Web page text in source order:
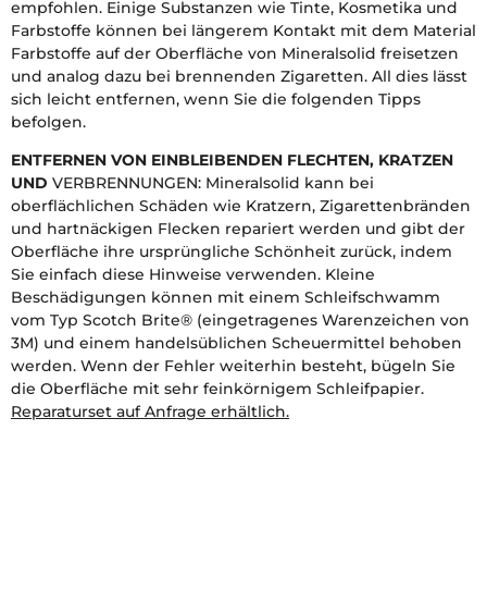
empfohlen. Einige Substanzen wie Tinte, Kosmetika und
Farbstoffe können bei längerem Kontakt mit dem Material
Farbstoffe auf der Oberfläche von Mineralsolid freisetzen
und analog dazu bei brennenden Zigaretten. All dies lässt
sich leicht entfernen, wenn Sie die folgenden Tipps
befolgen.
ENTFERNEN VON EINBLEIBENDEN FLECHTEN, KRATZEN
UND VERBRENNUNGEN: Mineralsolid kann bei
oberflächlichen Schäden wie Kratzern, Zigarettenbränden
und hartnäckigen Flecken repariert werden und gibt der
Oberfläche ihre ursprüngliche Schönheit zurück, indem
Sie einfach diese Hinweise verwenden. Kleine
Beschädigungen können mit einem Schleifschwamm
vom Typ Scotch Brite® (eingetragenes Warenzeichen von
3M) und einem handelsüblichen Scheuermittel behoben
werden. Wenn der Fehler weiterhin besteht, bügeln Sie
die Oberfläche mit sehr feinkörnigem Schleifpapier.
Reparaturset auf Anfrage erhältlich.